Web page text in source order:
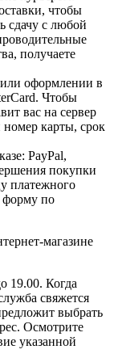
чтобы
сдачу с любой
получаете
оформлении в
Чтобы
вас на сервер
карты, срок
PayPal,
покупки
платежного
форму по
магазине
19.00. Когда
свяжется
выбрать
Осмотрите
указанной